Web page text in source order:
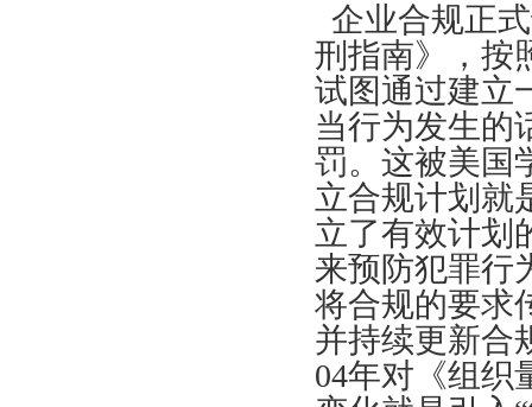
企业合规正
刑指南》，按
试图通过建立
当行为发生的
罚。这被美国
立合规计划就
立了有效计划
来预防犯罪行
将合规的要求
并持续更新合
04年对《组织